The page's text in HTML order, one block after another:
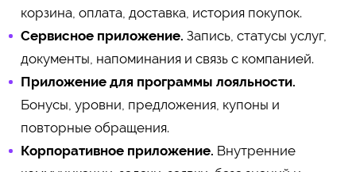
корзина, оплата, доставка, история покупок.
Сервисное приложение. Запись, статусы услуг,
документы, напоминания и связь с компанией.
Приложение для программы лояльности.
Бонусы, уровни, предложения, купоны и
повторные обращения.
Корпоративное приложение. Внутренние